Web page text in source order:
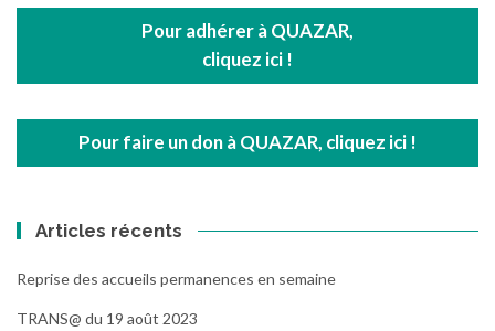
Pour adhérer à QUAZAR,
cliquez ici !
Pour faire un don à QUAZAR, cliquez ici !
Articles récents
Reprise des accueils permanences en semaine
TRANS@ du 19 août 2023